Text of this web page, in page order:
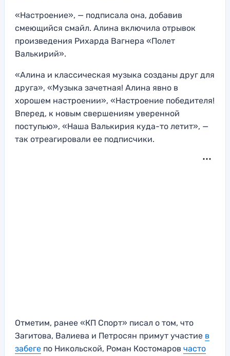
«Настроение», — подписала она, добавив
смеющийся смайл. Алина включила отрывок
произведения Рихарда Вагнера «Полет
Валькирий».
«Алина и классическая музыка созданы друг для
друга», «Музыка зачетная! Алина явно в
хорошем настроении», «Настроение победителя!
Вперед, к новым свершениям уверенной
поступью», «Наша Валькирия куда-то летит», —
так отреагировали ее подписчики.
Отметим, ранее «КП Спорт» писал о том, что
Загитова, Валиева и Петросян примут участие в
забеге по Никольской, Роман Костомаров часто